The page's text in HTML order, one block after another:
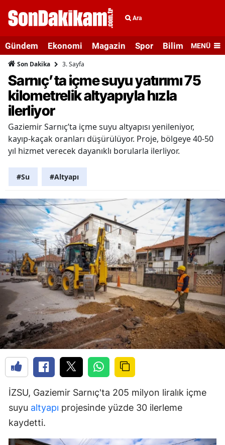
Ara
Gündem Ekonomi Magazin Spor Bilim veMENÜ
Son Dakika 3. Sayfa
Sarnıç’ta içme suyu yatırımı 75
kilometrelik altyapıyla hızla
ilerliyor
Gaziemir Sarnıç’ta içme suyu altyapısı yenileniyor,
kayıp-kaçak oranları düşürülüyor. Proje, bölgeye 40-50
yıl hizmet verecek dayanıklı borularla ilerliyor.
#Su #Altyapı
İZSU, Gaziemir Sarnıç'ta 205 milyon liralık içme
suyu altyapı projesinde yüzde 30 ilerleme
kaydetti.